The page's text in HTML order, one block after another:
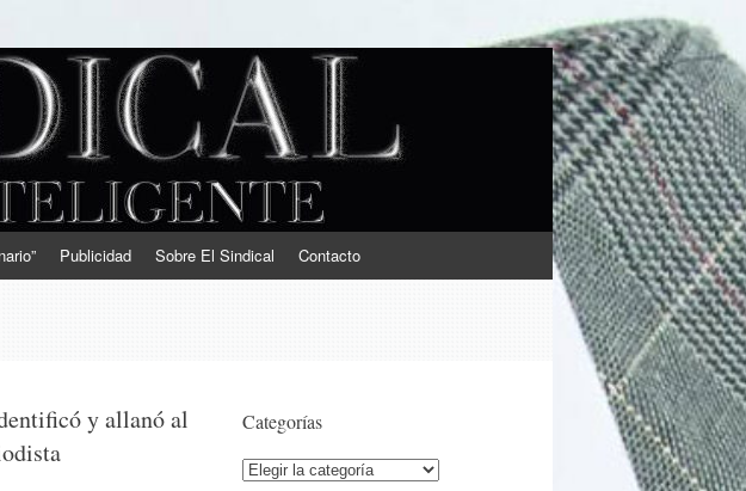
Publicidad Sobre El Sindical Contacto
y allanó al
Categorías
Categorías